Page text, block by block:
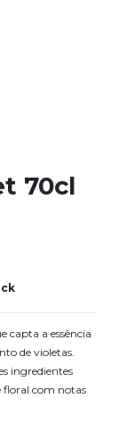
70cl
capta a essência
de violetas.
ingredientes
floral com notas